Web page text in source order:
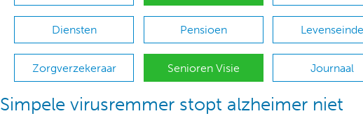
Diensten Pensioen Levenseinde
Zorgverzekeraar Senioren Visie Journaal
Simpele virusremmer stopt alzheimer niet